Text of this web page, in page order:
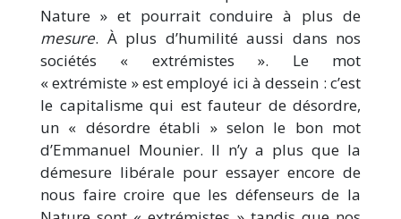
Nature » et pourrait conduire à plus de
mesure. À plus d’humilité aussi dans nos
sociétés « extrémistes ». Le mot
« extrémiste » est employé ici à dessein : c’est
le capitalisme qui est fauteur de désordre,
un « désordre établi » selon le bon mot
d’Emmanuel Mounier. Il n’y a plus que la
démesure libérale pour essayer encore de
nous faire croire que les défenseurs de la